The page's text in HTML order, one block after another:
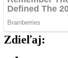
Zdieľaj: